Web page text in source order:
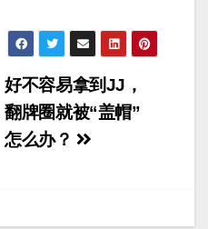
好不容易拿到JJ，
翻牌圈就被“盖帽”
怎么办？